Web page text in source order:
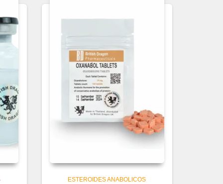
ESTEROIDES ANABOLICOS